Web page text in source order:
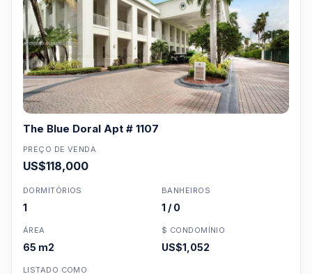
The Blue Doral Apt # 1107
PREÇO DE VENDA
US$118,000
DORMITÓRIOS
1
BANHEIROS
1 / 0
ÁREA
65 m2
$ CONDOMÍNIO
US$1,052
LISTADO COMO